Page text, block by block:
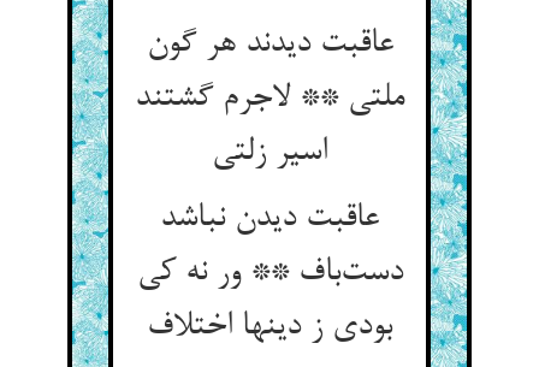
عاقبت دیدند هر گون
ملتی ** لاجرم گشتند
عاقبت دیدن نباشد
دست‌‌باف ** ور نه کی